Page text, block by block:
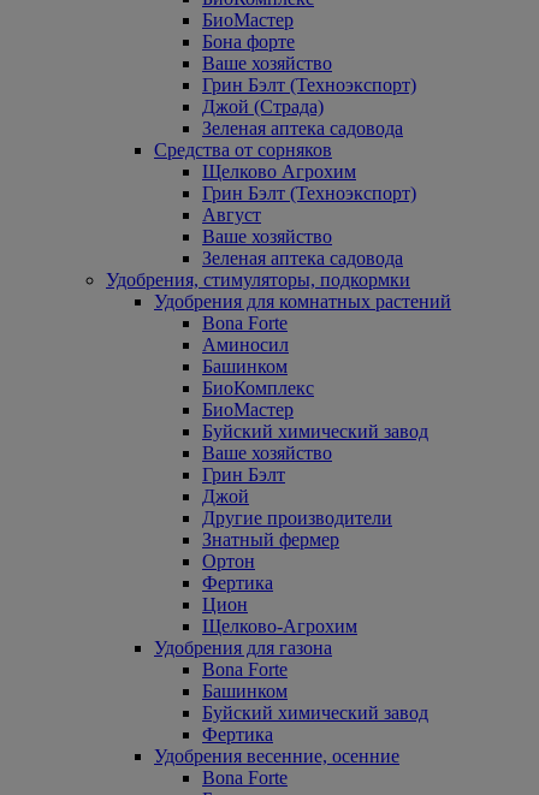
БиоМастер
Бона форте
Ваше хозяйство
Грин Бэлт (Техноэкспорт)
Джой (Страда)
Зеленая аптека садовода
Средства от сорняков
Щелково Агрохим
Грин Бэлт (Техноэкспорт)
Август
Ваше хозяйство
Зеленая аптека садовода
Удобрения, стимуляторы, подкормки
Удобрения для комнатных растений
Bona Forte
Аминосил
Башинком
БиоКомплекс
БиоМастер
Буйский химический завод
Ваше хозяйство
Грин Бэлт
Джой
Другие производители
Знатный фермер
Ортон
Фертика
Цион
Щелково-Агрохим
Удобрения для газона
Bona Forte
Башинком
Буйский химический завод
Фертика
Удобрения весенние, осенние
Bona Forte